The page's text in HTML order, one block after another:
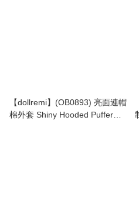
【dollremi】(OB0893) 亮面連帽
棉外套 Shiny Hooded Puffer